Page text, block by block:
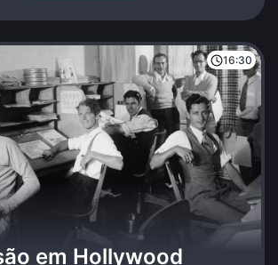
16:30
em Hollywood